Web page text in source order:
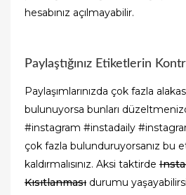
hesabınız açılmayabilir.
Paylaştığınız Etiketlerin
Paylaşımlarınızda çok fazla
bulunuyorsa bunları
#instagram #instadaily
çok fazla bulunduruyorsanız bu
kaldırmalısınız. Aksi taktirde
Kısıtlanması durumu